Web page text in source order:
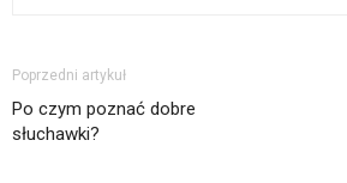
Poprzedni artykuł
Po czym poznać dobre
słuchawki?